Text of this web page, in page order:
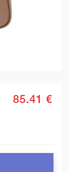
85.41 €